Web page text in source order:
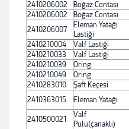
2410206002
Boğaz Contası
2410206002
Boğaz Contası
2410206007
Eleman Yatağı
Lastiği
2410210004
Valf Lastiği
2410210033
Valf Lastiği
2410210039
Oring
2410210049
Oring
2410283010
Şaft Keçesi
2410363015
Eleman Yatağı
2410500021
Valf
Pulu(çanaklı)